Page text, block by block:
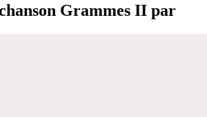
Grammes II par